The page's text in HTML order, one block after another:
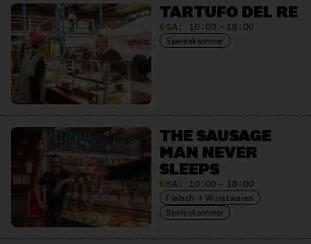
TARTUFO DEL RE
SA: 10:00 – 18:00
Speisekammer
THE SAUSAGE
MAN NEVER
SLEEPS
SA: 10:00 – 18:00
Fleisch + Wurstwaren
Speisekammer